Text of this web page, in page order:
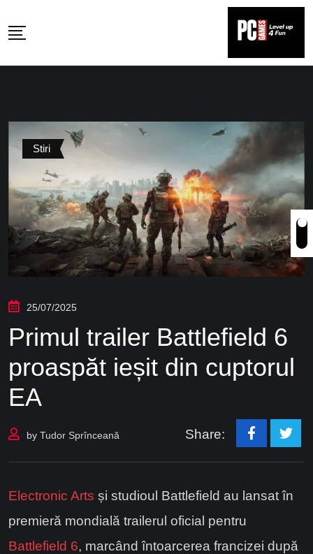
to
Stiri
25/07/2025
Primul trailer Battlefield 6
proaspăt ieșit din cuptorul
EA
by Tudor Sprînceană Share:
Electronic Arts și studioul Battlefield au lansat în
premieră mondială trailerul oficial pentru
Battlefield 6, marcând întoarcerea francizei după